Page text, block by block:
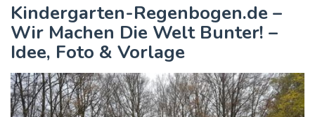
Kindergarten-Regenbogen.de –
Wir Machen Die Welt Bunter! –
Idee, Foto & Vorlage